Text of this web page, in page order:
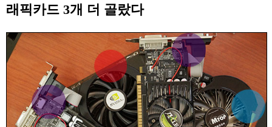
래픽카드 3개 더 골랐다